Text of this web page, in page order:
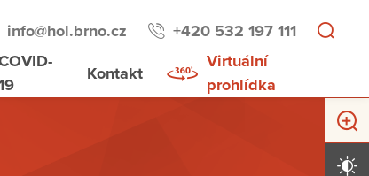
info@hol.brno.cz
+420 532 197 111
Kontakt
Virtuální
prohlídka